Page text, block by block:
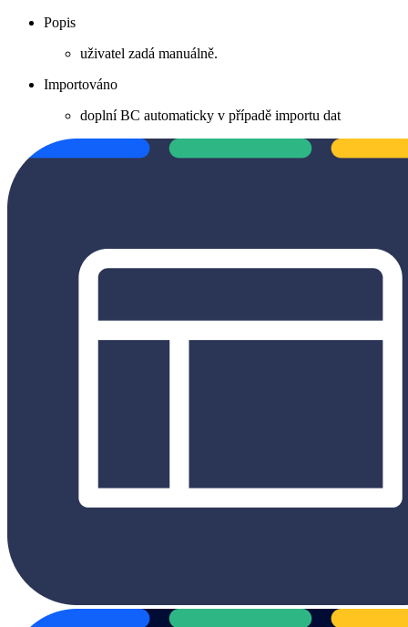
Popis
uživatel zadá manuálně.
Importováno
doplní BC automaticky v případě importu dat